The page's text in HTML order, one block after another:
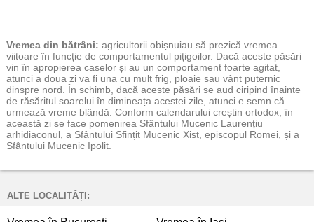
Vremea din bătrâni: agricultorii obișnuiau să prezică vremea
viitoare în funcție de comportamentul pițigoilor. Dacă aceste păsări
vin în apropierea caselor și au un comportament foarte agitat,
atunci a doua zi va fi una cu mult frig, ploaie sau vânt puternic
dinspre nord. În schimb, dacă aceste păsări se aud ciripind înainte
de răsăritul soarelui în dimineața acestei zile, atunci e semn că
urmează vreme blândă. Conform calendarului creștin ortodox, în
această zi se face pomenirea Sfântului Mucenic Laurențiu
arhidiaconul, a Sfântului Sfințit Mucenic Xist, episcopul Romei, și a
Sfântului Mucenic Ipolit.
ALTE LOCALITĂȚI: